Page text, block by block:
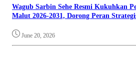
Wagub Sarbin Sehe Resmi Kukuhkan
Malut 2026-2031, Dorong Peran
June 20, 2026